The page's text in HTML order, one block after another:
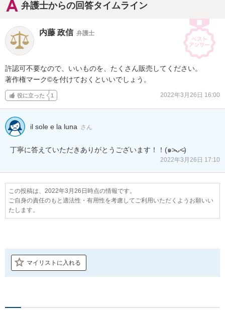
弁護士からの回答タイムライン
内藤 政信 弁護士
許認可不要なので、いいものを、たくさん販売してください。
著作権マーク©を付けておくといいでしょう。
役に立った 1 2022年3月26日 16:00
il sole e la luna さん
丁寧に答えていただきありがとうございます！！(๑˃̵ᴗ˂̵)
2022年3月26日 17:10
この投稿は、2022年3月26日時点の情報です。
ご自身の責任のもと適法性・有用性を考慮してご利用いただくようお願いい
たします。
マイリストに入れる